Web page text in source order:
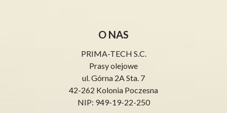
O NAS
PRIMA-TECH S.C.
Prasy olejowe
ul. Górna 2A Sta. 7
42-262 Kolonia Poczesna
NIP: 949-19-22-250